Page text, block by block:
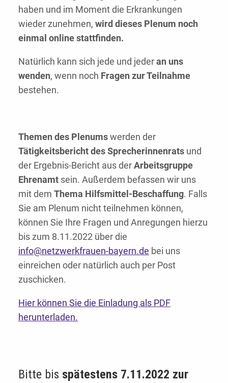
haben und im Moment die Erkrankungen
wieder zunehmen, wird dieses Plenum noch
einmal online stattfinden.
Natürlich kann sich jede und jederan uns
wenden, wenn noch Fragen zur Teilnahme
bestehen.
Themen des Plenumswerden der
Tätigkeitsbericht des Sprecherinnenrats und
der Ergebnis-Bericht aus derArbeitsgruppe
Ehrenamt sein. Außerdem befassen wir uns
mit dem Thema Hilfsmittel-Beschaffung. Falls
Sie am Plenum nicht teilnehmen können,
können Sie Ihre Fragen und Anregungen hierzu
bis zum 8.11.2022 über die
info@netzwerkfrauen-bayern.de bei uns
einreichen oder natürlich auch per Post
zuschicken.
Hier können Sie die Einladung als PDF
herunterladen.
Bitte bis spätestens 7.11.2022 zur